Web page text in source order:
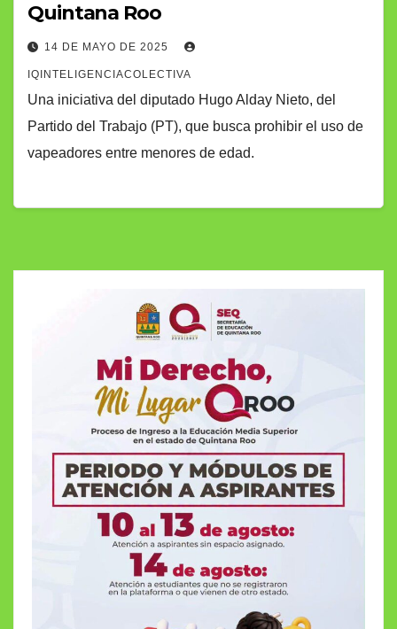
Quintana Roo
14 DE MAYO DE 2025
IQINTELIGENCIACOLECTIVA
Una iniciativa del diputado Hugo Alday Nieto, del
Partido del Trabajo (PT), que busca prohibir el uso de
vapeadores entre menores de edad.